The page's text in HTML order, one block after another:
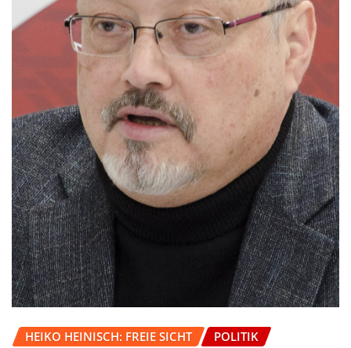
HEIKO HEINISCH: FREIE SICHT POLITIK